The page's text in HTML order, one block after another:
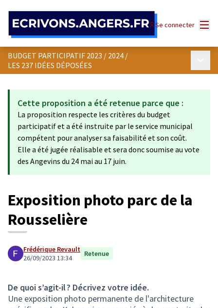
Se connecter
BUDGET PARTICIPATIF 2023 / 2024 /
LES 237 IDÉES DÉPOSÉES
Cette proposition a été retenue parce que :
La proposition respecte les critères du budget
participatif et a été instruite par le service municipal
compétent pour analyser sa faisabilité et son coût.
Elle a été jugée réalisable et sera donc soumise au vote
des Angevins du 24 mai au 17 juin.
Exposition photo parc de la
Rousselière
Frédérique Revault
26/09/2023 13:34
Retenue
De quoi s’agit-il ? Décrivez votre idée.
Une exposition photo permanente de l'architecture